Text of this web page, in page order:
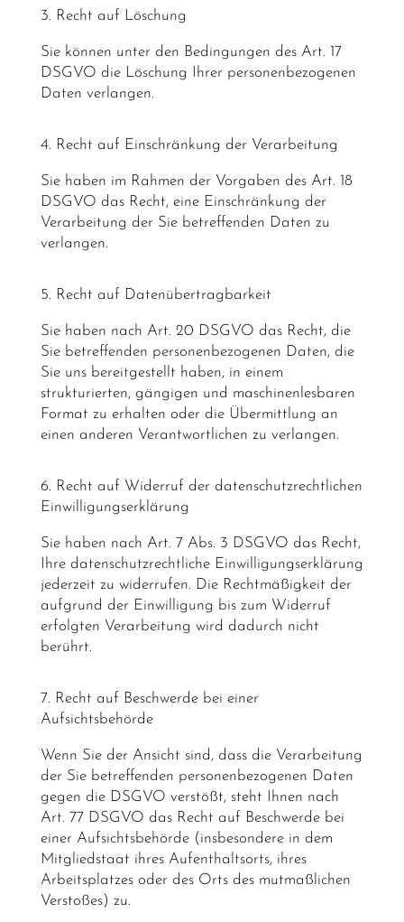
3. Recht auf Löschung
Sie können unter den Bedingungen des Art. 17
DSGVO die Löschung Ihrer personenbezogenen
Daten verlangen.
4. Recht auf Einschränkung der Verarbeitung
Sie haben im Rahmen der Vorgaben des Art. 18
DSGVO das Recht, eine Einschränkung der
Verarbeitung der Sie betreffenden Daten zu
verlangen.
5. Recht auf Datenübertragbarkeit
Sie haben nach Art. 20 DSGVO das Recht, die
Sie betreffenden personenbezogenen Daten, die
Sie uns bereitgestellt haben, in einem
strukturierten, gängigen und maschinenlesbaren
Format zu erhalten oder die Übermittlung an
einen anderen Verantwortlichen zu verlangen.
6. Recht auf Widerruf der datenschutzrechtlichen
Einwilligungserklärung
Sie haben nach Art. 7 Abs. 3 DSGVO das Recht,
Ihre datenschutzrechtliche Einwilligungserklärung
jederzeit zu widerrufen. Die Rechtmäßigkeit der
aufgrund der Einwilligung bis zum Widerruf
erfolgten Verarbeitung wird dadurch nicht
berührt.
7. Recht auf Beschwerde bei einer
Aufsichtsbehörde
Wenn Sie der Ansicht sind, dass die Verarbeitung
der Sie betreffenden personenbezogenen Daten
gegen die DSGVO verstößt, steht Ihnen nach
Art. 77 DSGVO das Recht auf Beschwerde bei
einer Aufsichtsbehörde (insbesondere in dem
Mitgliedstaat ihres Aufenthaltsorts, ihres
Arbeitsplatzes oder des Orts des mutmaßlichen
Verstoßes) zu.